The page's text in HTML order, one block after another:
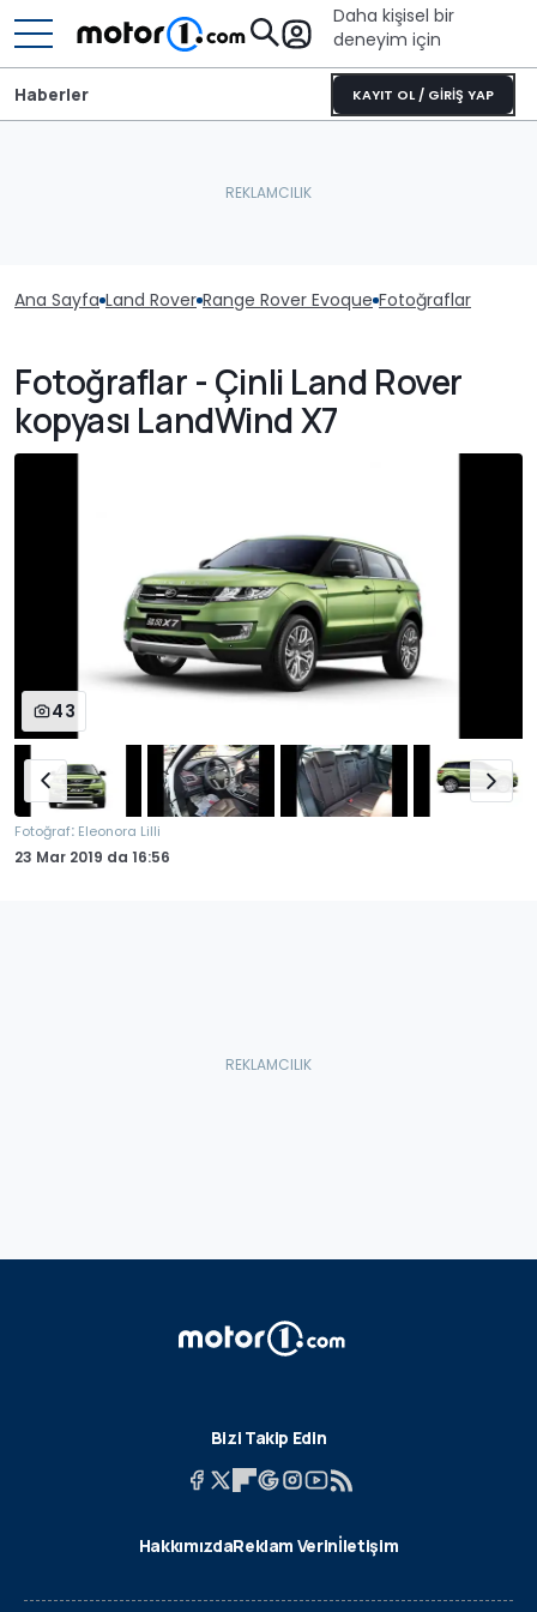
Daha kişisel bir
deneyim için
KAYIT OL / GİRİŞ YAP
Haberler
Ana Sayfa Land Rover Range Rover Evoque Fotoğraflar
Fotoğraflar - Çinli Land Rover
kopyası LandWind X7
43
Fotoğraf: Eleonora Lilli
23 Mar 2019 da 16:56
Bizi Takip Edin
HakkımızdaReklam Verinİletişim